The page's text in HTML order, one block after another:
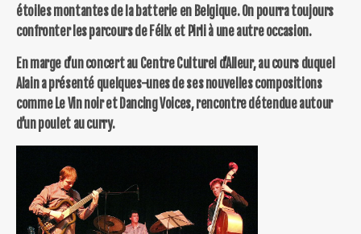
étoiles montantes de la batterie en Belgique. On pourra toujours
confronter les parcours de Félix et Pirli à une autre occasion.
En marge d’un concert au Centre Culturel d’Alleur, au cours duquel
Alain a présenté quelques-unes de ses nouvelles compositions
comme LeVin noir et Dancing Voices, rencontre détendue autour
d’un poulet au curry.